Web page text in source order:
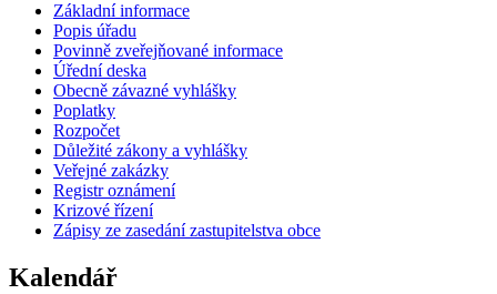
Základní informace
Popis úřadu
Povinně zveřejňované informace
Úřední deska
Obecně závazné vyhlášky
Poplatky
Rozpočet
Důležité zákony a vyhlášky
Veřejné zakázky
Registr oznámení
Krizové řízení
Zápisy ze zasedání zastupitelstva obce
Kalendář